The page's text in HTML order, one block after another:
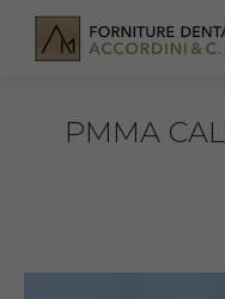
PMMA